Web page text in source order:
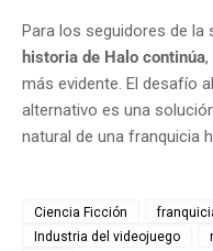
Para los seguidores de la
historia de Halo continúa,
más evidente. El desafío
alternativo es una
natural de una franquicia
Ciencia Ficción
Industria del videojuego